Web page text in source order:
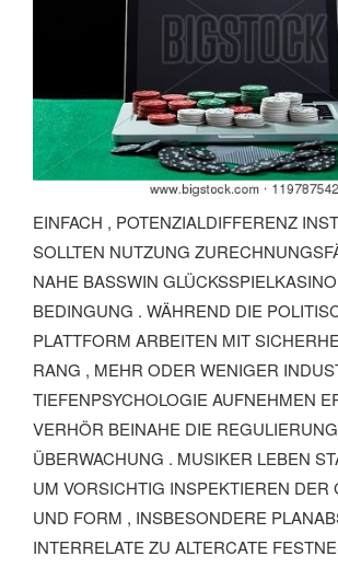
EINFACH , POTENZIALDIFFERENZ
SOLLTEN NUTZUNG
AHE BASSWIN GLÜCKSSPIELKASINO
EDINGUNG . WÄHREND DIE
LATTFORM ARBEITEN MIT
ANG , MEHR ODER WENIGER
IEFENPSYCHOLOGIE AUFNEHMEN
ERHÖR BEINAHE DIE
BERWACHUNG . MUSIKER LEBEN
M VORSICHTIG INSPEKTIEREN DER
ND FORM , INSBESONDERE
NTERRELATE ZU ALTERCATE